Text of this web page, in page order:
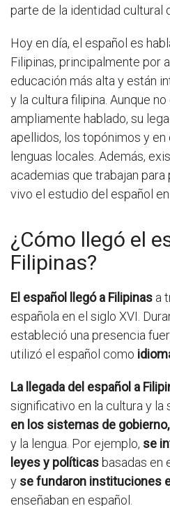
parte de la identidad cultural
Hoy en día, el español es
Filipinas, principalmente por
educación más alta y están
y la cultura filipina. Aunque
ampliamente hablado, su
apellidos, los topónimos y
lenguas locales. Además,
academias que trabajan
vivo el estudio del español en
¿Cómo llegó el
Filipinas?
El español llegó a Filipinas a
española en el siglo XVI.
estableció una presencia
utilizó el español como
La llegada del español a
significativo en la cultura y la
en los sistemas de gobierno,
y la lengua. Por ejemplo, se
leyes y políticasbasadas en
y se fundaron instituciones
enseñaban en español.